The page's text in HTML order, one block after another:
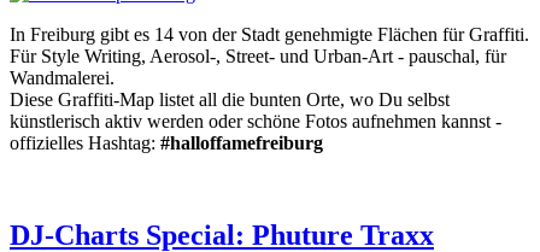
In Freiburg gibt es 14 von der Stadt genehmigte Flächen für Graffiti.
Für Style Writing, Aerosol-, Street- und Urban-Art - pauschal, für
Wandmalerei.
Diese Graffiti-Map listet all die bunten Orte, wo Du selbst
künstlerisch aktiv werden oder schöne Fotos aufnehmen kannst -
offizielles Hashtag: #halloffamefreiburg
DJ-Charts Special: Phuture Traxx